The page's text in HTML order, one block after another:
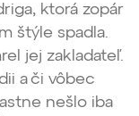
ktorá zopár
štýle spadla.
jej zakladateľ.
a či vôbec
nešlo iba